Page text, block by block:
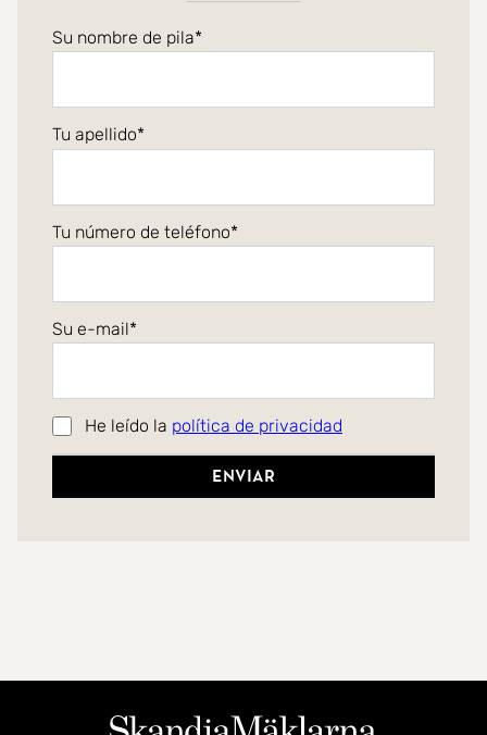
Su nombre de pila
Tu apellido
Tu número de teléfono
Su e-mail
He leído la política de privacidad
Enviar